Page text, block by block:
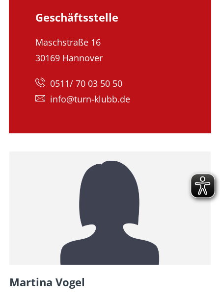
Geschäftsstelle
Maschstraße 16
30169 Hannover
0511/ 70 03 50 50
info@turn-klubb.de
Martina Vogel